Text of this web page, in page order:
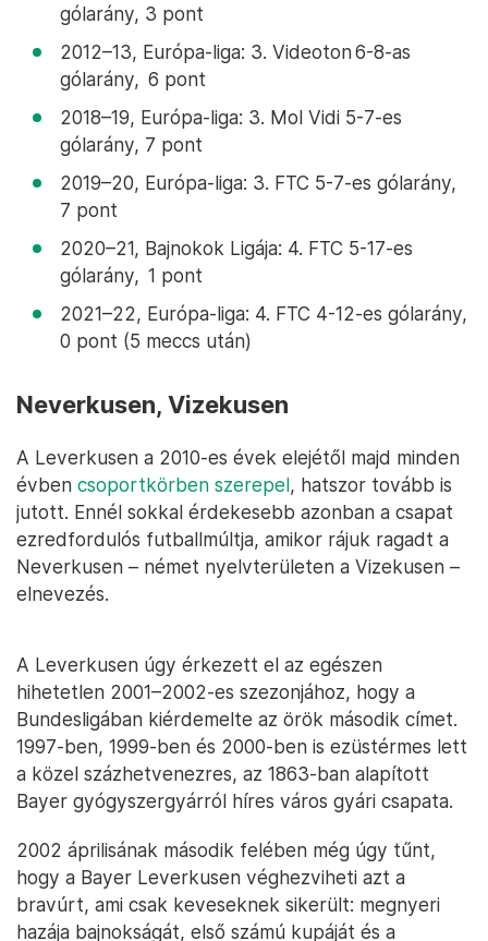
gólarány, 3 pont
2012–13, Európa-liga: 3. Videoton 6-8-as
gólarány, 6 pont
2018–19, Európa-liga: 3. Mol Vidi 5-7-es
gólarány, 7 pont
2019–20, Európa-liga: 3. FTC 5-7-es gólarány,
7 pont
2020–21, Bajnokok Ligája: 4. FTC 5-17-es
gólarány, 1 pont
2021–22, Európa-liga: 4. FTC 4-12-es gólarány,
0 pont (5 meccs után)
Neverkusen, Vizekusen
A Leverkusen a 2010-es évek elejétől majd minden
évben csoportkörben szerepel, hatszor tovább is
jutott. Ennél sokkal érdekesebb azonban a csapat
ezredfordulós futballmúltja, amikor rájuk ragadt a
Neverkusen – német nyelvterületen a Vizekusen –
elnevezés.
A Leverkusen úgy érkezett el az egészen
hihetetlen 2001–2002-es szezonjához, hogy a
Bundesligában kiérdemelte az örök második címet.
1997-ben, 1999-ben és 2000-ben is ezüstérmes lett
a közel százhetvenezres, az 1863-ban alapított
Bayer gyógyszergyárról híres város gyári csapata.
2002 áprilisának második felében még úgy tűnt,
hogy a Bayer Leverkusen véghezviheti azt a
bravúrt, ami csak keveseknek sikerült: megnyeri
hazája bajnokságát, első számú kupáját és a